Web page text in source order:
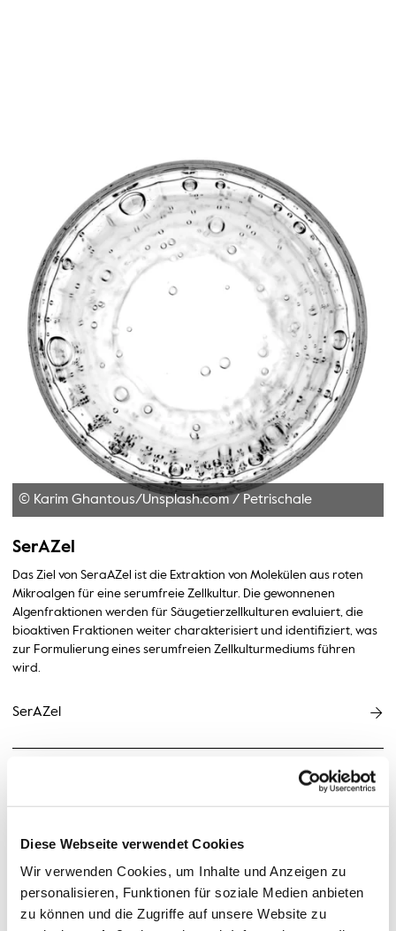
Diese Webseite verwendet Cookies
Wir verwenden Cookies, um Inhalte und Anzeigen zu
personalisieren, Funktionen für soziale Medien anbieten
zu können und die Zugriffe auf unsere Website zu
© Karim Ghantous/Unsplash.com/ Petrischale
SerAZel
Das Ziel von SeraAZel ist die Extraktion von Molekülen aus roten
Mikroalgen für eine serumfreie Zellkultur. Die gewonnenen
Algenfraktionen werden für Säugetierzellkulturen evaluiert, die
bioaktiven Fraktionen weiter charakterisiert und identifiziert, was
zur Formulierung eines serumfreien Zellkulturmediums führen
wird.
SerAZel